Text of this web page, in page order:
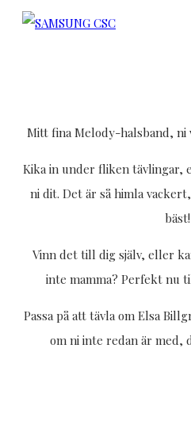
Mitt fina Melody-halsband, ni
Kika in under fliken tävlingar,
ni dit. Det är så himla
bäst!
Vinn det till dig själv, eller
inte mamma? Perfekt nu
Passa på att tävla om Elsa
om ni inte redan är med,